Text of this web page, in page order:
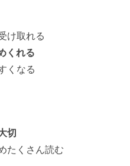
け取れる
くれる
なる
切
くさん読む